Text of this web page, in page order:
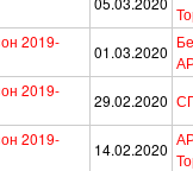
2019-
01.03.2020
2019-
29.02.2020
2019-
14.02.2020